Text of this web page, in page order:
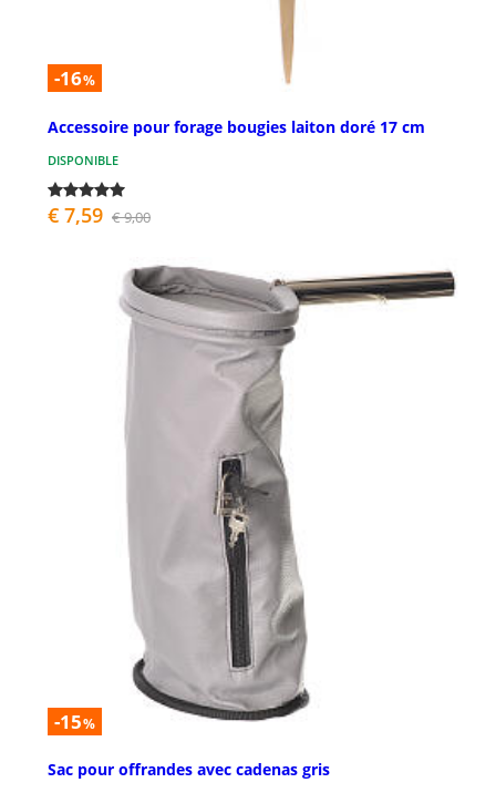
-16%
Accessoire pour forage bougies laiton doré 17 cm
DISPONIBLE
€ 7,59 € 9,00
-15%
Sac pour offrandes avec cadenas gris